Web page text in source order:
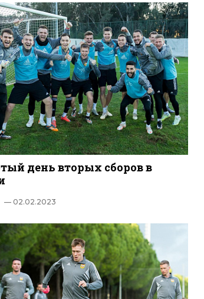
день вторых сборов в
— 02.02.2023